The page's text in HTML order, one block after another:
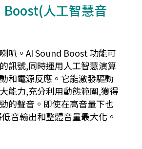
人工智慧音
叭。AI Sound Boost 功能可
訊號,同時運用人工智慧演算
和電源反應。它能激發驅動
能力,充分利用動態範圍,獲得
的聲音。即使在高音量下也
音輸出和整體音量最大化。